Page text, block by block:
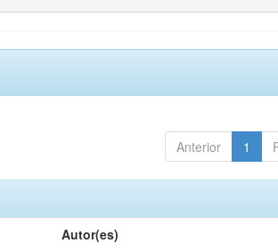
Anterior 1
Autor(es)